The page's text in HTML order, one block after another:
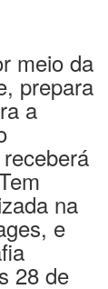
meio da
prepara
a
na
e
28 de